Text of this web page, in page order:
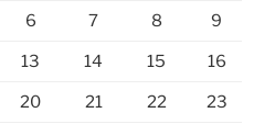
6 7 8 9
13 14 15 16
20 21 22 23